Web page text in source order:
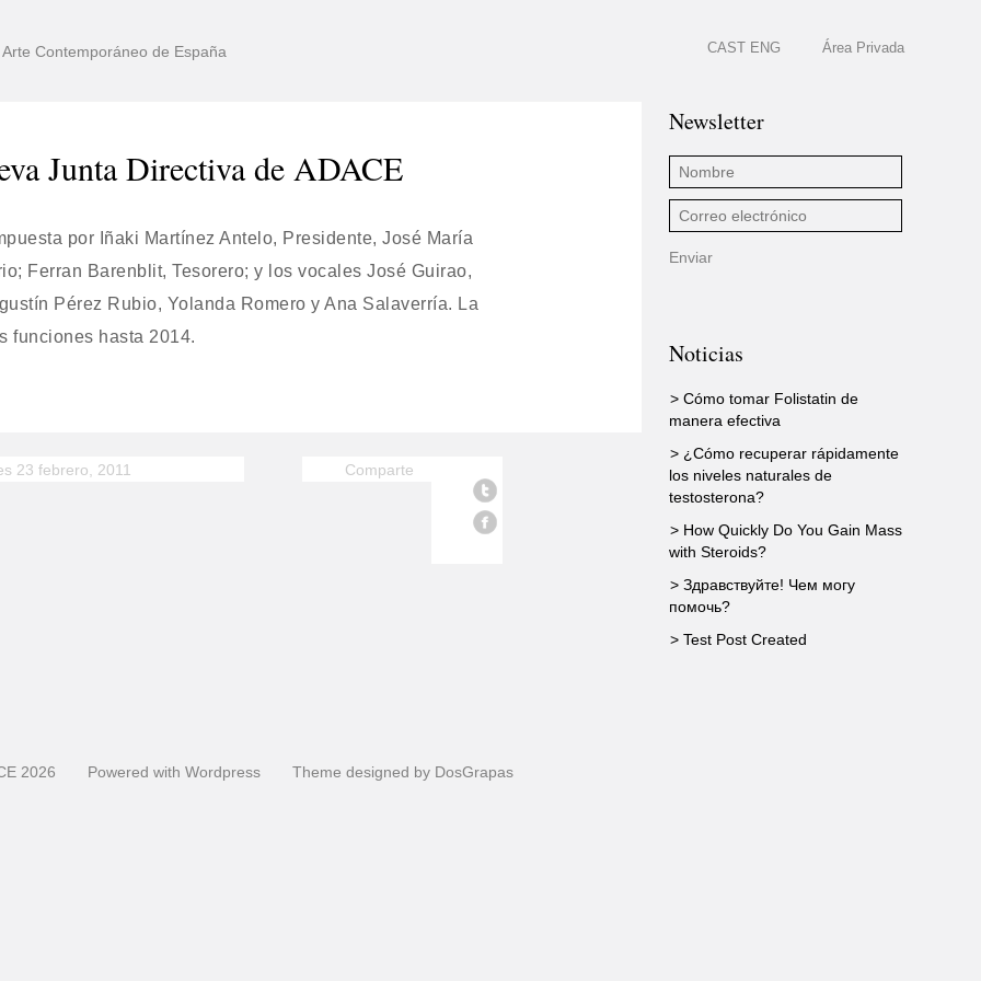
Contemporáneo de España CAST ENG Área Privada
Junta Directiva de ADACE
por Iñaki Martínez Antelo, Presidente, José María
Ferran Barenblit, Tesorero; y los vocales José Guirao,
Pérez Rubio, Yolanda Romero y Ana Salaverría. La
funciones hasta 2014.
23 febrero, 2011 Comparte
Newsletter
Noticias
> Cómo tomar Folistatin de
manera efectiva
> ¿Cómo recuperar rápidamente
los niveles naturales de
testosterona?
> How Quickly Do You Gain Mass
with Steroids?
> Здравствуйте! Чем могу
помочь?
> Test Post Created
2026 Powered with Wordpress Theme designed by DosGrapas